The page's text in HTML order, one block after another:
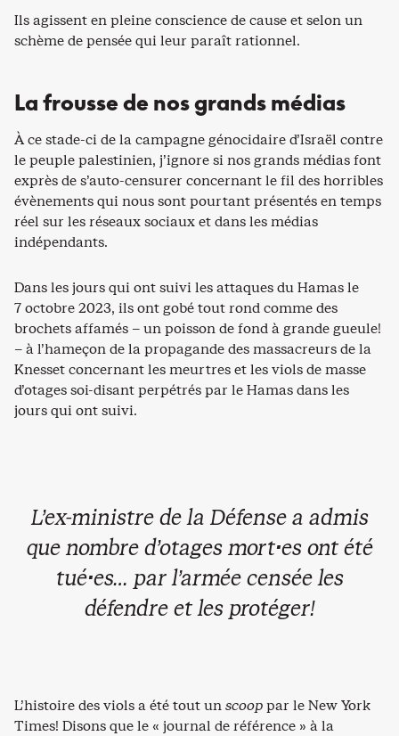
Ils agissent en pleine conscience de cause et selon un
schème de pensée qui leur paraît rationnel.
La frousse de nos grands médias
À ce stade-ci de la campagne génocidaire d’Israël contre
le peuple palestinien, j’ignore si nos grands médias font
exprès de s’auto-censurer concernant le fil des horribles
évènements qui nous sont pourtant présentés en temps
réel sur les réseaux sociaux et dans les médias
indépendants.
Dans les jours qui ont suivi les attaques du Hamas le
7 octobre 2023, ils ont gobé tout rond comme des
brochets affamés – un poisson de fond à grande gueule!
– à l’hameçon de la propagande des massacreurs de la
Knesset concernant les meurtres et les viols de masse
d’otages soi-disant perpétrés par le Hamas dans les
jours qui ont suivi.
L’ex-ministre de la Défense a admis
que nombre d’otages mort·es ont été
tué·es… par l’armée censée les
défendre et les protéger!
L’histoire des viols a été tout unscooppar le New York
Times! Disons que le « journal de référence » à la